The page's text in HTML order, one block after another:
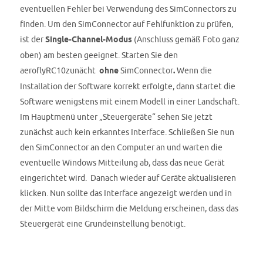
eventuellen Fehler bei Verwendung des SimConnectors zu
finden. Um den SimConnector auf Fehlfunktion zu prüfen,
ist derSingle-Channel-Modus (Anschluss gemäß Foto ganz
oben) am besten geeignet. Starten Sie den
aeroflyRC10zunächt ohneSimConnector.Wenn die
Installation der Software korrekt erfolgte, dann startet die
Software wenigstens mit einem Modell in einer Landschaft.
Im Hauptmenü unter „Steuergeräte“ sehen Sie jetzt
zunächst auch kein erkanntes Interface. Schließen Sie nun
den SimConnector an den Computer an und warten die
eventuelle Windows Mitteilung ab, dass das neue Gerät
eingerichtet wird. Danach wieder auf Geräte aktualisieren
klicken. Nun sollte das Interface angezeigt werden und in
der Mitte vom Bildschirm die Meldung erscheinen, dass das
Steuergerät eine Grundeinstellung benötigt.